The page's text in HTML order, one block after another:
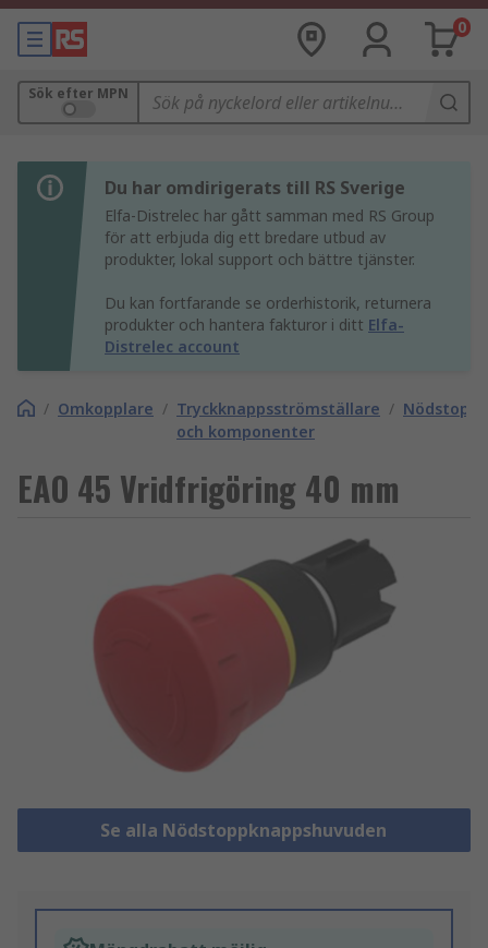
0
Sök efter MPN
Du har omdirigerats till RS Sverige
Elfa-Distrelec har gått samman med RS Group
för att erbjuda dig ett bredare utbud av
produkter, lokal support och bättre tjänster.
Du kan fortfarande se orderhistorik, returnera
produkter och hantera fakturor i ditt Elfa-
Distrelec account
/ Omkopplare / Tryckknappsströmställare
och komponenter
/
EAO 45 Vridfrigöring 40 mm
Se alla Nödstoppknappshuvuden